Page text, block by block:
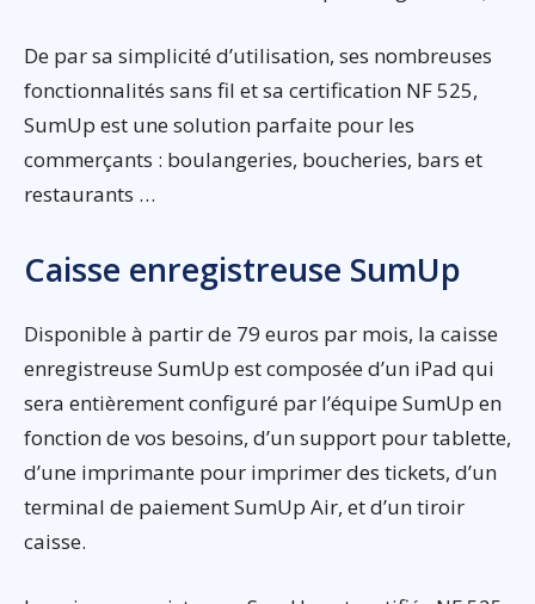
De par sa simplicité d’utilisation, ses nombreuses
fonctionnalités sans fil et sa certification NF 525,
SumUp est une solution parfaite pour les
commerçants : boulangeries, boucheries, bars et
restaurants …
Caisse enregistreuse SumUp
Disponible à partir de 79 euros par mois, la caisse
enregistreuse SumUp est composée d’un iPad qui
sera entièrement configuré par l’équipe SumUp en
fonction de vos besoins, d’un support pour tablette,
d’une imprimante pour imprimer des tickets, d’un
terminal de paiement SumUp Air, et d’un tiroir
caisse.